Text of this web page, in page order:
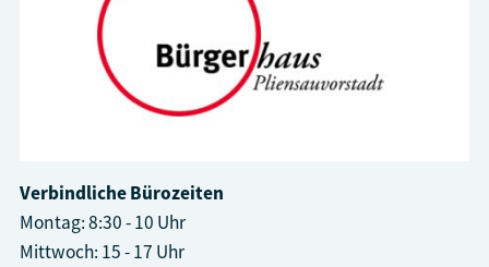
Verbindliche Bürozeiten
Montag: 8:30 - 10 Uhr
Mittwoch: 15 - 17 Uhr